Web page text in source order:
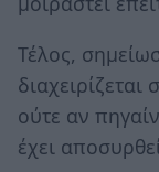
Τέλος,
ούτε αν
έχει